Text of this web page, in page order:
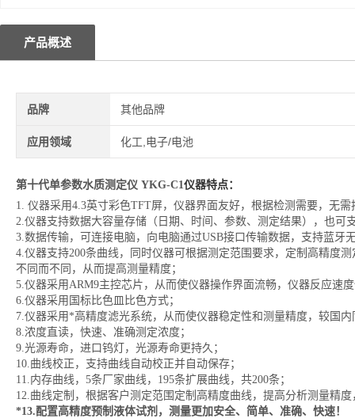
产品概述
品牌 其他品牌
应用领域 化工,电子/电池
第十代单参数水质测定仪 YKG-C1仪器特点：
1. 仪器采用4.3英寸彩色TFT屏，仪器界面友好，根据检测需要，无
2.仪器支持数据大容量存储（日期、时间、参数、测定结果），也可
3.数据传输，可连接电脑，向电脑通过USB接口传输数据，支持蓝牙
4.仪器支持200条曲线，同时仪器可根据测定范围要求，定制高精度
不同而不同，从而提高测量精度；
5.仪器采用ARM9主控芯片，从而使仪器操作界面流畅，仪器反应速
6.仪器采用国标比色皿比色方式；
7.仪器采用*高精度滤光系统，从而使仪器稳定性和测量精度，较国
8.浓度直读，快速、准确测定浓度；
9.光源寿命，进口钨灯，光源寿命更持久；
10.曲线校正，支持曲线自动校正并自动保存；
11.内存曲线，5条厂家曲线，195条扩展曲线，共200条；
12.曲线定制，根据客户测定范围定制高精度曲线，提高分析测量精
*13.配置高精度预制液体试剂，测量更加安全、简单、准确、快速！